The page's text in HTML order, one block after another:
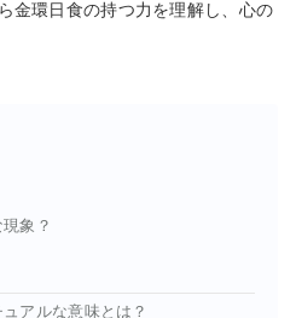
金環日食の持つ力を理解し、心の
象？
アルな意味とは？